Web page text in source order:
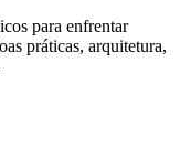
para enfrentar
práticas, arquitetura,